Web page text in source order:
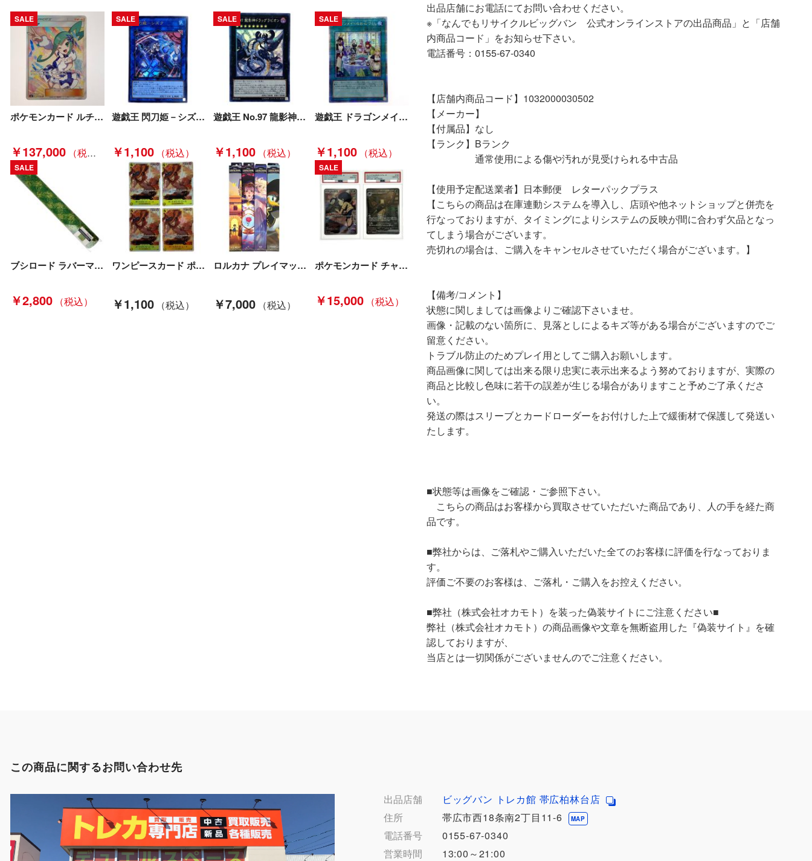
SALE
ポケモンカード ルチア 104/096 SM7 SR 折れ有 Cランク
￥137,000
SALE
遊戯王 閃刀姫－シズク SLF1-JP039 ウルトラレア イラスト違い トレカ Bランク
￥1,100
SALE
遊戯王 No.97 龍影神ドラッグラビリオン CP19-JP033 コレクターズレア トレカ Bランク
￥1,100
SALE
遊戯王 ドラゴンメイドのお心づくし QCAC-JP066 クオーターセンチュリーシークレット トレカ Bランク
￥1,100
SALE
ブシロード ラバーマットコレクション V2 Vol.1421 しかのこのこのここしたんたん『鹿』 未使用品 Sランク
￥2,800
ワンピースカード ポートガス・D・エース SR ST13-011 4枚セット トレカ Bランク
￥1,100
ロルカナ プレイマットセット 4種類「ドナルドダック」「 エルサ」「 ベル」「 大丈夫、家族がいる」 Sランク
￥7,000
SALE
ポケモンカード チャデス ヤバソチャex 2枚セット PSA10 連番 068/066 089/066 SV5a ポケカ トレカ Bランク
￥15,000
出品店舗にお電話にてお問い合わせください。
※「なんでもリサイクルビッグバン 公式オンラインストアの出品商品」と「店舗
内商品コード」をお知らせ下さい。
電話番号：0155-67-0340
【店舗内商品コード】1032000030502
【メーカー】
【付属品】なし
【ランク】Bランク
通常使用による傷や汚れが見受けられる中古品
【使用予定配送業者】日本郵便 レターパックプラス
【こちらの商品は在庫連動システムを導入し、店頭や他ネットショップと併売を
行なっておりますが、タイミングによりシステムの反映が間に合わず欠品となっ
てしまう場合がございます。
売切れの場合は、ご購入をキャンセルさせていただく場合がございます。】
【備考/コメント】
状態に関しましては画像よりご確認下さいませ。
画像・記載のない箇所に、見落としによるキズ等がある場合がございますのでご
留意ください。
トラブル防止のためプレイ用としてご購入お願いします。
商品画像に関しては出来る限り忠実に表示出来るよう努めておりますが、実際の
商品と比較し色味に若干の誤差が生じる場合がありますこと予めご了承くださ
い。
発送の際はスリーブとカードローダーをお付けした上で緩衝材で保護して発送い
たします。
■状態等は画像をご確認・ご参照下さい。
こちらの商品はお客様から買取させていただいた商品であり、人の手を経た商
品です。
■弊社からは、ご落札やご購入いただいた全てのお客様に評価を行なっておりま
す。
評価ご不要のお客様は、ご落札・ご購入をお控えください。
■弊社（株式会社オカモト）を装った偽装サイトにご注意ください■
弊社（株式会社オカモト）の商品画像や文章を無断盗用した『偽装サイト』を確
認しておりますが、
当店とは一切関係がございませんのでご注意ください。
この商品に関するお問い合わせ先
出品店舗
ビッグバン トレカ館 帯広柏林台店
住所
帯広市西18条南2丁目11-6 MAP
電話番号
0155-67-0340
営業時間
13:00～21:00